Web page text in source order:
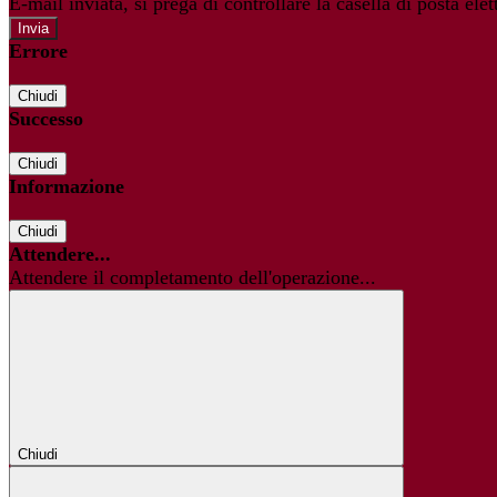
Errore
Chiudi
Successo
Chiudi
Informazione
Chiudi
Attendere...
Attendere il completamento dell'operazione...
Chiudi